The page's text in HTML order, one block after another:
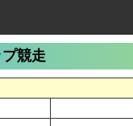
競走